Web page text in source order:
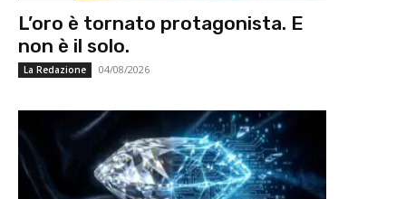
L’oro è tornato protagonista. E
non è il solo.
La Redazione 04/08/2026